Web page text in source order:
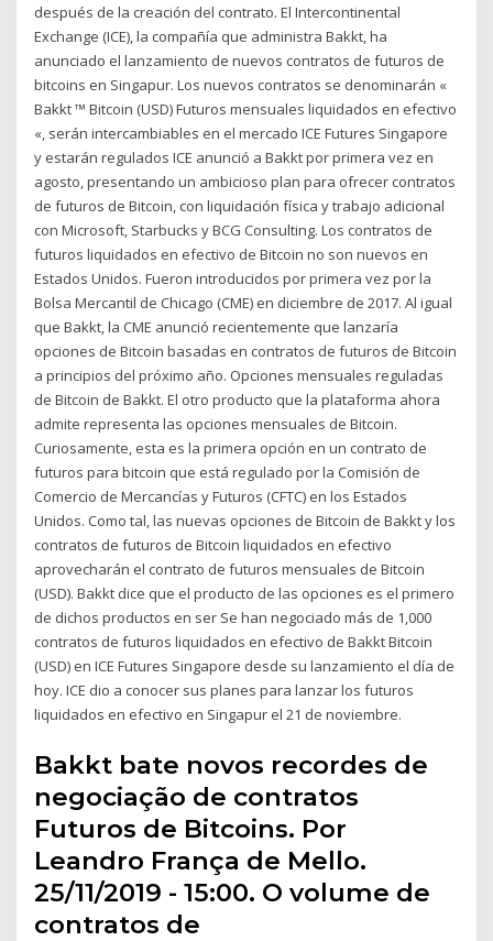
después de la creación del contrato. El Intercontinental
Exchange (ICE), la compañía que administra Bakkt, ha
anunciado el lanzamiento de nuevos contratos de futuros de
bitcoins en Singapur. Los nuevos contratos se denominarán «
Bakkt ™ Bitcoin (USD) Futuros mensuales liquidados en efectivo
«, serán intercambiables en el mercado ICE Futures Singapore
y estarán regulados ICE anunció a Bakkt por primera vez en
agosto, presentando un ambicioso plan para ofrecer contratos
de futuros de Bitcoin, con liquidación física y trabajo adicional
con Microsoft, Starbucks y BCG Consulting. Los contratos de
futuros liquidados en efectivo de Bitcoin no son nuevos en
Estados Unidos. Fueron introducidos por primera vez por la
Bolsa Mercantil de Chicago (CME) en diciembre de 2017. Al igual
que Bakkt, la CME anunció recientemente que lanzaría
opciones de Bitcoin basadas en contratos de futuros de Bitcoin
a principios del próximo año. Opciones mensuales reguladas
de Bitcoin de Bakkt. El otro producto que la plataforma ahora
admite representa las opciones mensuales de Bitcoin.
Curiosamente, esta es la primera opción en un contrato de
futuros para bitcoin que está regulado por la Comisión de
Comercio de Mercancías y Futuros (CFTC) en los Estados
Unidos. Como tal, las nuevas opciones de Bitcoin de Bakkt y los
contratos de futuros de Bitcoin liquidados en efectivo
aprovecharán el contrato de futuros mensuales de Bitcoin
(USD). Bakkt dice que el producto de las opciones es el primero
de dichos productos en ser Se han negociado más de 1,000
contratos de futuros liquidados en efectivo de Bakkt Bitcoin
(USD) en ICE Futures Singapore desde su lanzamiento el día de
hoy. ICE dio a conocer sus planes para lanzar los futuros
liquidados en efectivo en Singapur el 21 de noviembre.
Bakkt bate novos recordes de
negociação de contratos
Futuros de Bitcoins. Por
Leandro França de Mello.
25/11/2019 - 15:00. O volume de
contratos de